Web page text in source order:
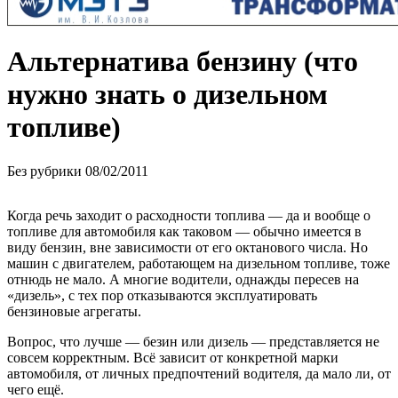
Альтернатива бензину (что
нужно знать о дизельном
топливе)
Без рубрики 08/02/2011
Когда речь заходит о расходности топлива — да и вообще о
топливе для автомобиля как таковом — обычно имеется в
виду бензин, вне зависимости от его октанового числа. Но
машин с двигателем, работающем на дизельном топливе, тоже
отнюдь не мало. А многие водители, однажды пересев на
«дизель», с тех пор отказываются эксплуатировать
бензиновые агрегаты.
Вопрос, что лучше — безин или дизель — представляется не
совсем корректным. Всё зависит от конкретной марки
автомобиля, от личных предпочтений водителя, да мало ли, от
чего ещё.